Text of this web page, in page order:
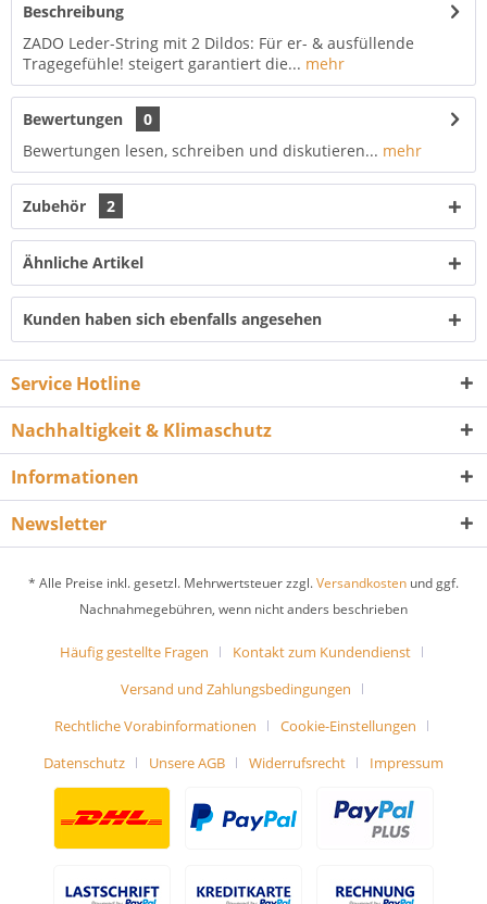
Beschreibung
ZADO Leder-String mit 2 Dildos: Für er- & ausfüllende
Tragegefühle! steigert garantiert die... mehr
Bewertungen
0
Bewertungen lesen, schreiben und diskutieren... mehr
Zubehör 2
Ähnliche Artikel
Kunden haben sich ebenfalls angesehen
Service Hotline
Nachhaltigkeit & Klimaschutz
Informationen
Newsletter
* Alle Preise inkl. gesetzl. Mehrwertsteuer zzgl.Versandkosten und ggf.
Nachnahmegebühren, wenn nicht anders beschrieben
Häufig gestellte Fragen
Kontakt zum Kundendienst
Versand und Zahlungsbedingungen
Rechtliche Vorabinformationen
Cookie-Einstellungen
Datenschutz
Unsere AGB Widerrufsrecht Impressum